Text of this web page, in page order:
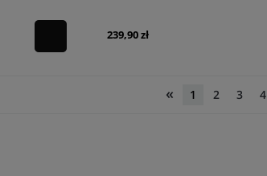
239,90 zł
« 1 2 3 4